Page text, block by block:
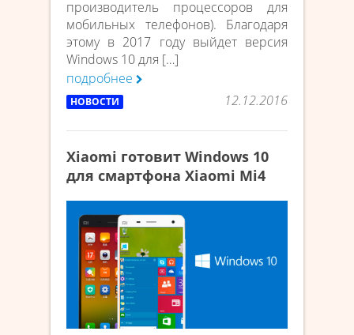
производитель процессоров для
мобильных телефонов). Благодаря
этому в 2017 году выйдет версия
Windows 10 для […]
подробнее
НОВОСТИ 12.12.2016
Xiaomi готовит Windows 10
для смартфона Xiaomi Mi4